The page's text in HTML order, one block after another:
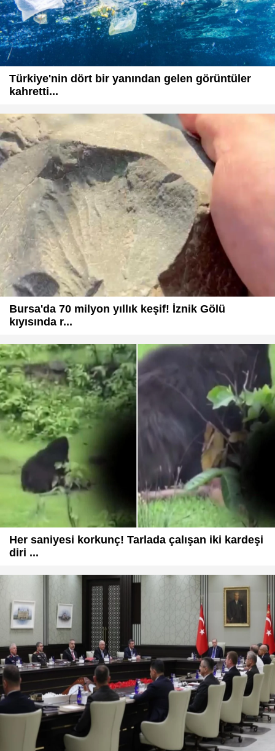
Türkiye'nin dört bir yanından gelen görüntüler
kahretti...
Bursa'da 70 milyon yıllık keşif! İznik Gölü
kıyısında r...
Her saniyesi korkunç! Tarlada çalışan iki kardeşi
diri ...